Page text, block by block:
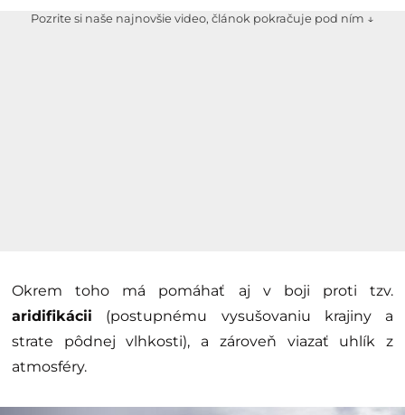
Pozrite si naše najnovšie video, článok pokračuje pod ním ↓
Okrem toho má pomáhať aj v boji proti tzv.
aridifikácii (postupnému vysušovaniu krajiny a
strate pôdnej vlhkosti), a zároveň viazať uhlík z
atmosféry.